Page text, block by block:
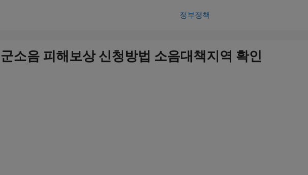
정부정책
군소음 피해보상 신청방법 소음대책지역 확인